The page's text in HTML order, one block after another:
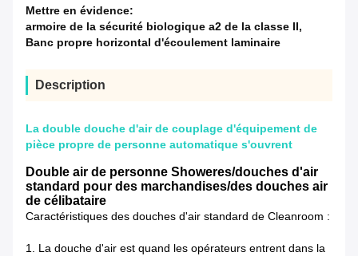
Mettre en évidence:
armoire de la sécurité biologique a2 de la classe II,
Banc propre horizontal d'écoulement laminaire
Description
La double douche d'air de couplage d'équipement de
pièce propre de personne automatique s'ouvrent
Double air de personne Showeres/douches d'air
standard pour des marchandises/des douches air
de célibataire
Caractéristiques des douches d'air standard de Cleanroom :
1. La douche d'air est quand les opérateurs entrent dans la